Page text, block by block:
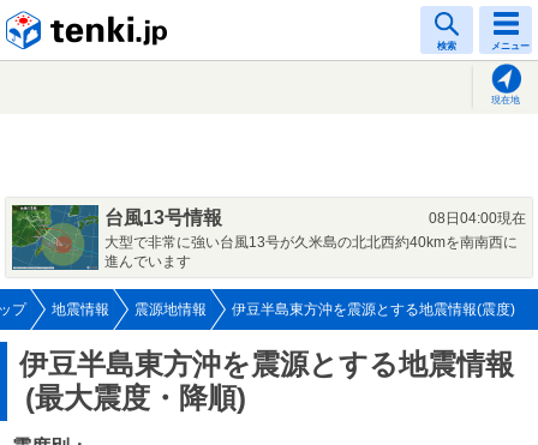
検索 メニュー
現在地
台風13号情報
08日04:00現在
大型で非常に強い台風13号が久米島の北北西約40kmを南南西に
進んでいます
プ 地震情報 震源地情報 伊豆半島東方沖を震源とする地震情報(震度)
伊豆半島東方沖を震源とする地震情報
(最大震度・降順)